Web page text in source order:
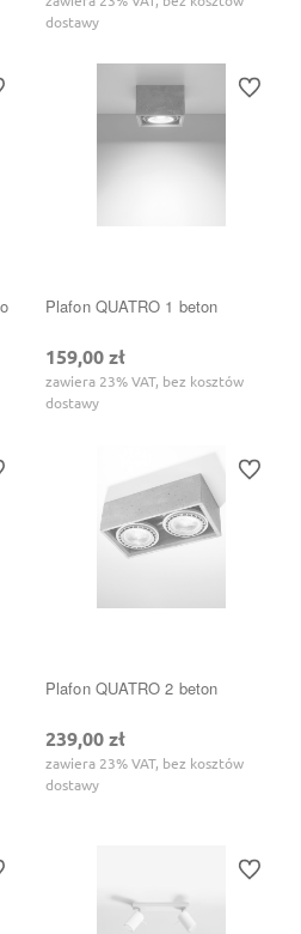
dostawy
ulubionych
Plafon QUATRO 1 beton
159,00 zł
zawiera 23% VAT, bez kosztów
dostawy
Do
ulubionych
Plafon QUATRO 2 beton
239,00 zł
zawiera 23% VAT, bez kosztów
dostawy
Do
ulubionych Do